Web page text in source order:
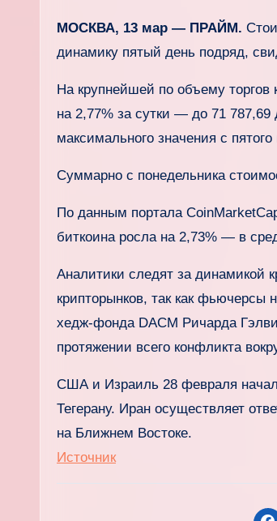
МОСКВА, 13 мар — ПРАЙМ.
динамику пятый день подряд,
На крупнейшей по объему
на 2,77% за сутки — до 71 787,69
максимального значения с пятого
Суммарно с понедельника
По данным портала
биткоина росла на 2,73% — в
Аналитики следят за динамикой
крипторынков, так как фьючерсы
хедж-фонда DACM Ричарда
протяжении всего конфликта
США и Израиль 28 февраля
Тегерану. Иран осуществляет
на Ближнем Востоке.
Источник